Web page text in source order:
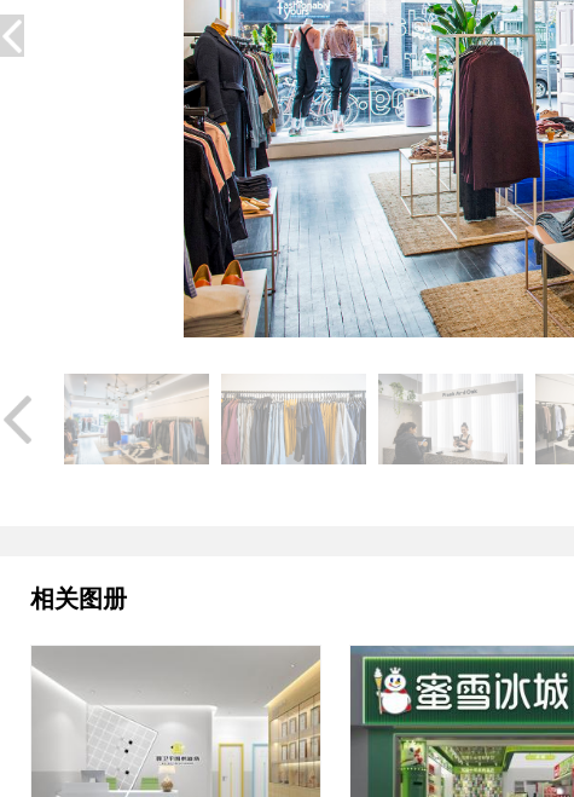
相关图册